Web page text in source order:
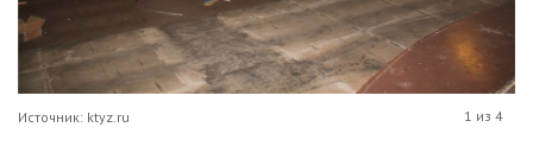
Источник: ktyz.ru 1 из 4